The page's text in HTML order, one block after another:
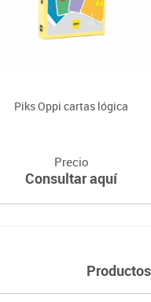
Piks Oppi cartas lógica
Precio
Consultar aquí